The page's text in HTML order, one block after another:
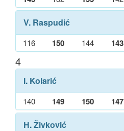
V. Raspudić
116 150 144 143
4
I. Kolarić
140 149 150 147
H. Živković